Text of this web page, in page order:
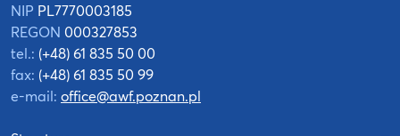
NIP PL7770003185
REGON 000327853
tel.: (+48) 61 835 50 00
fax: (+48) 61 835 50 99
e-mail: office@awf.poznan.pl